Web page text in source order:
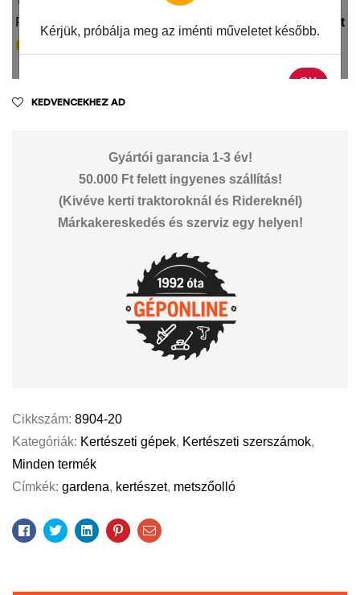
KEDVENCEKHEZ AD
Gyártói garancia 1-3 év!
50.000 Ft felett ingyenes szállítás!
(Kivéve kerti traktoroknál és Ridereknél)
Márkakereskedés és szerviz egy helyen!
Cikkszám: 8904-20
Kategóriák: Kertészeti gépek, Kertészeti szerszámok,
Minden termék
Címkék: gardena, kertészet, metszőolló
Facebook
TwitterLinkedinPinterestEmail